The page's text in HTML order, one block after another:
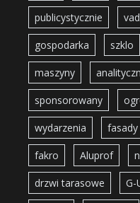
publicystycznie
gospodarka szklo
maszyny
sponsorowany
wydarzenia fasady
fakro Aluprof
drzwi tarasowe G-